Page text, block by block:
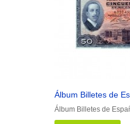
Álbum Billetes de
Álbum Billetes de